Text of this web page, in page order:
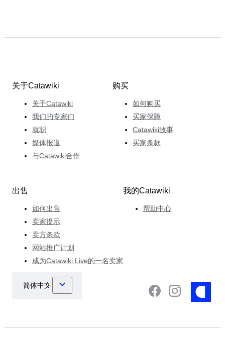
关于Catawiki
关于Catawiki
我们的专家们
就职
媒体报道
与Catawiki合作
购买
如何购买
买家保障
Catawiki故事
买家条款
出售
如何出售
卖家提示
卖方条款
网站推广计划
成为Catawiki Live的一名卖家
我的Catawiki
帮助中心